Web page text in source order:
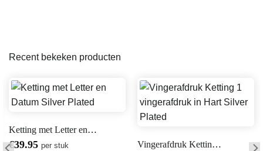
Recent bekeken producten
Ketting met Letter en Datum Silver Plated
€39.95 per stuk Vingerafdruk Ketting 1 vingerafdruk in ‘Hart’ Silver Plated